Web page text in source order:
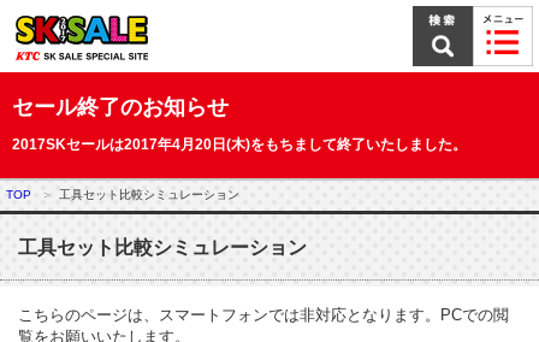
で
ッ
セール終了のお知らせ
2017SKセールは2017年4月20日(木)をもちまして終了いたしました。
TOP 工具セット比較シミュレーション
工具セット比較シミュレーション
こちらのページは、スマートフォンでは非対応となります。PCでの閲
覧をお願いいたします。